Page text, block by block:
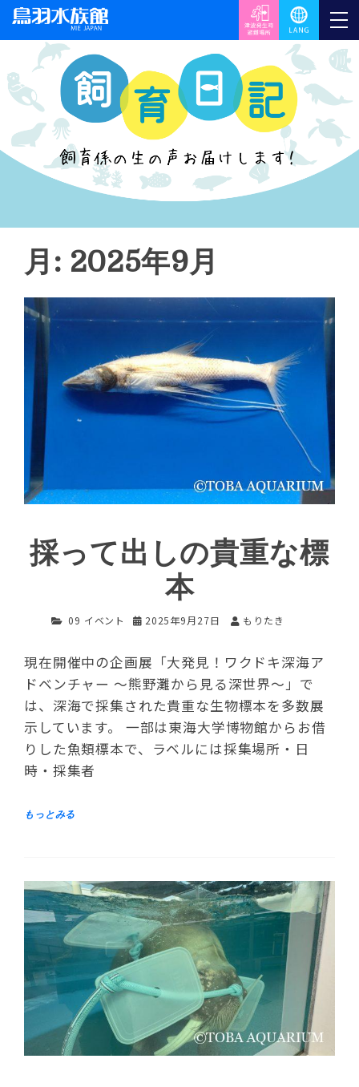
月: 2025年9月
採って出しの貴重な標
本
09 イベント 2025年9月27日 もりたき
現在開催中の企画展「大発見！ワクドキ深海ア
ドベンチャー ～熊野灘から見る深世界～」で
は、深海で採集された貴重な生物標本を多数展
示しています。 一部は東海大学博物館からお借
りした魚類標本で、ラベルには採集場所・日
時・採集者